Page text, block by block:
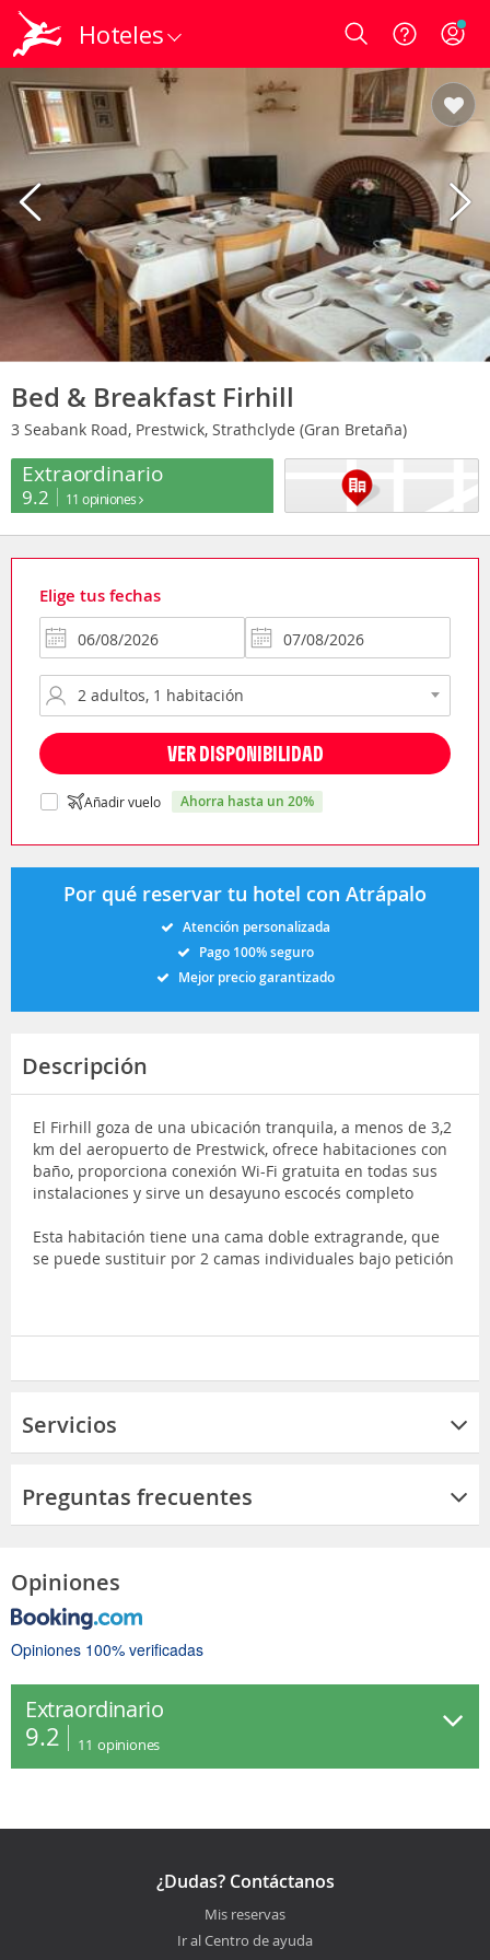
Hoteles Login
Bed & Breakfast Firhill
3 Seabank Road, Prestwick, Strathclyde (Gran Bretaña)
Extraordinario
9.2 11 opiniones
Elige tus fechas
VER DISPONIBILIDAD
Añadir vuelo ahorra hasta un 20%
Por qué reservar tu hotel con Atrápalo
Atención personalizada
Pago 100% seguro
Mejor precio garantizado
Descripción
El Firhill goza de una ubicación tranquila, a menos de 3,2
km del aeropuerto de Prestwick, ofrece habitaciones con
baño, proporciona conexión Wi-Fi gratuita en todas sus
instalaciones y sirve un desayuno escocés completo
Esta habitación tiene una cama doble extragrande, que
se puede sustituir por 2 camas individuales bajo petición
Servicios
Preguntas frecuentes
Opiniones
Opiniones 100% verificadas
Extraordinario
9.2 11 opiniones
¿Dudas? Contáctanos
Mis reservas
Ir al Centro de ayuda